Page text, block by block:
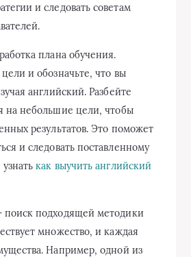
и следовать советам
плана обучения.
и обозначьте, что вы
английский. Разбейте
на небольшие цели, чтобы
результатов. Это поможет
и следовать поставленному
как выучить английский
подходящей методики
множество, и каждая
Например, одной из